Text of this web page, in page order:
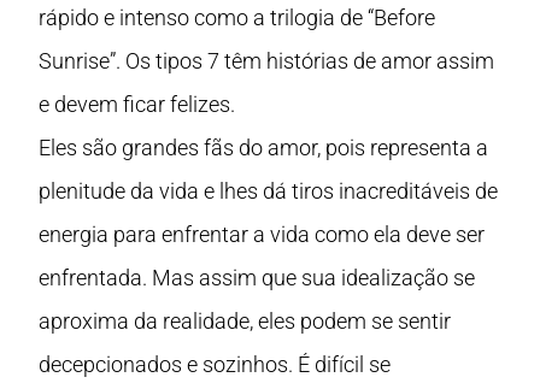
rápido e intenso como a trilogia de “Before
Sunrise”. Os tipos 7 têm histórias de amor assim
e devem ficar felizes.
Eles são grandes fãs do amor, pois representa a
plenitude da vida e lhes dá tiros inacreditáveis de
energia para enfrentar a vida como ela deve ser
enfrentada. Mas assim que sua idealização se
aproxima da realidade, eles podem se sentir
decepcionados e sozinhos. É difícil se